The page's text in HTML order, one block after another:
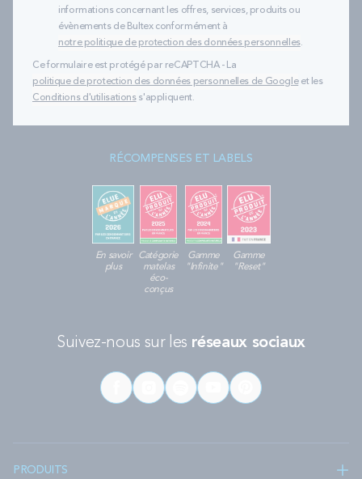
informations concernant les offres, services, produits ou
évènements de Bultex conformément à
notre politique de protection des données personnelles.
Ce formulaire est protégé par reCAPTCHA - La
politique de protection des données personnelles de Googleet les
Conditions d'utilisationss'appliquent.
RÉCOMPENSES ET LABELS
En savoir
plus
Catégorie
matelas
éco-
conçus
Gamme
"Infinite"
Gamme
"Reset"
Suivez-nous sur les réseaux sociaux
PRODUITS